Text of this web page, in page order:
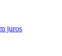
juros